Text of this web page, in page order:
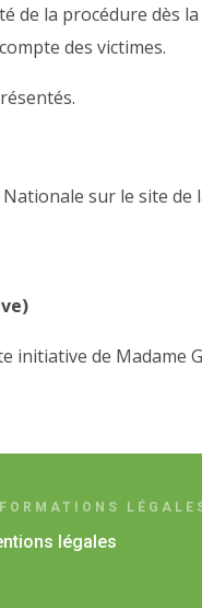
de la procédure dès
des victimes.
sur le site de
initiative de Madame
légales